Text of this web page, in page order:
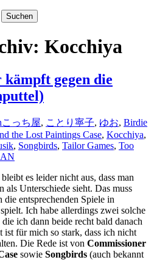
Kocchiya
gegen die
こっち屋, ことり寧子, ゆお, Birdie
the Lost Paintings Case, Kocchiya,
, Songbirds, Tailor Games, Too
es leider nicht aus, dass man
Unterschiede sieht. Das muss
entsprechenden Spiele in
Ich habe allerdings zwei solche
ich dann beide recht bald danach
für mich so stark, dass ich nicht
Die Rede ist von Commissioner
sowie Songbirds (auch bekannt